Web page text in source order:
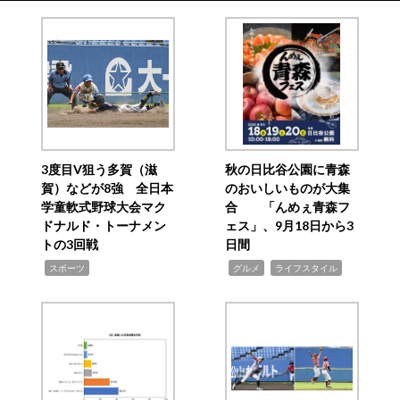
3度目V狙う多賀（滋
賀）などが8強 全日本
学童軟式野球大会マク
ドナルド・トーナメン
トの3回戦
スポーツ
秋の日比谷公園に青森
のおいしいものが大集
合 「んめぇ青森フ
ェス」、9月18日から3
日間
グルメ ライフスタイル